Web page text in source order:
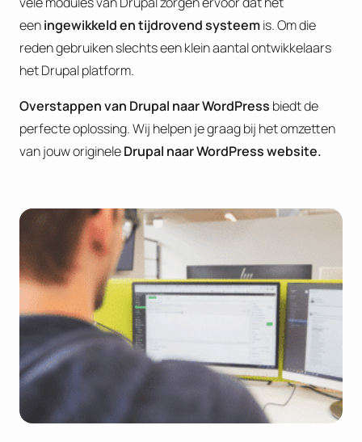
eeningewikkeld en tijdrovend systeemis. Om die
reden gebruiken slechts een klein aantal ontwikkelaars
het Drupal platform.
Overstappen van Drupal naar WordPress biedt de
perfecte oplossing. Wij helpen je graag bij het omzetten
van jouw origineleDrupal naar WordPress website.